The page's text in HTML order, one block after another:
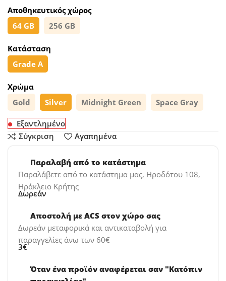
Αποθηκευτικός χώρος
64 GB
256 GB
Κατάσταση
Grade A
Χρώμα
Gold
Silver Midnight Green Space Gray
Εξαντλημένο
Σύγκριση
Αγαπημένα
Παραλαβή από το κατάστημα
Παραλάβετε από το κατάστημα μας, Ηροδότου 108,
Ηράκλειο Κρήτης
Δωρεάν
Αποστολή με ACS στον χώρο σας
Δωρεάν μεταφορικά και αντικαταβολή για
παραγγελίες άνω των 60€
3€
Όταν ένα προϊόν αναφέρεται σαν "Κατόπιν